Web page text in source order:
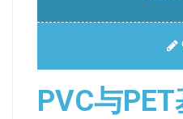
PVC与